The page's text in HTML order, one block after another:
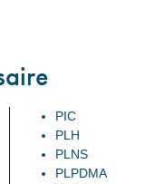
PIC
PLH
PLNS
PLPDMA